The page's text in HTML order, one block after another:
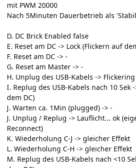
mit PWM 20000
Nach 5Minuten Dauerbetrieb als
D. DC Brick Enabled false
E. Reset am DC -> Lock (Flickern auf
F. Reset am DC -> -
G. Reset am Master -> -
H. Unplug des USB-Kabels ->
I. Replug des USB-Kabels nach 10 Sek
dem DC)
J. Warten ca. 1Min (plugged) -> -
J. Unplug / Replug -> Lauflicht... ok
Reconnect)
K. Wiederholung C-J -> gleicher Effekt
L. Wiederholung C-H -> gleicher Effekt
M. Replug des USB-Kabels nach <10